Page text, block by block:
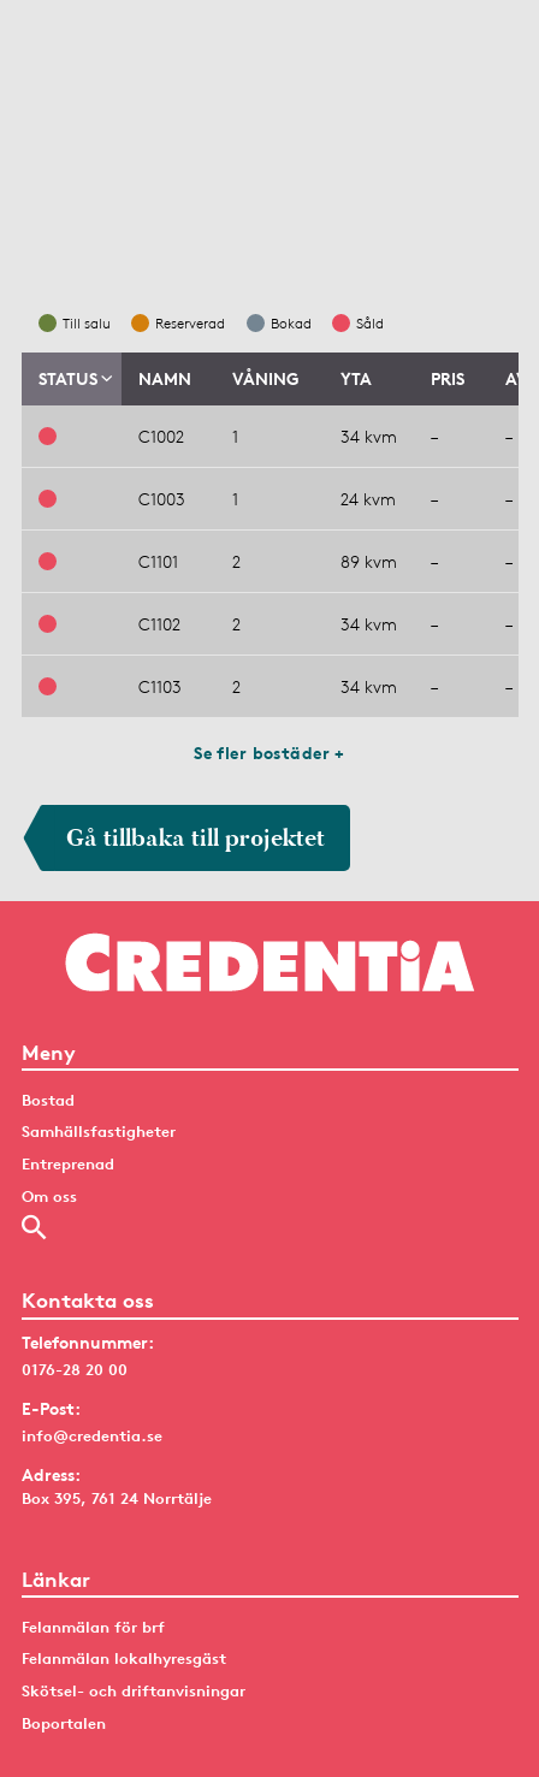
Till salu Reserverad Bokad Såld
STATUS NAMN VÅNING YTA PRIS
C1002 1 34 kvm – –
C1003 1 24 kvm – –
C1101 2 89 kvm – –
C1102 2 34 kvm – –
C1103 2 34 kvm – –
Se fler bostäder +
Gå tillbaka till projektet
Meny
Bostad
Samhällsfastigheter
Entreprenad
Om oss
Kontakta oss
Telefonnummer:
0176-28 20 00
E-Post:
info@credentia.se
Adress:
Box 395, 761 24 Norrtälje
Länkar
Felanmälan för brf
Felanmälan lokalhyresgäst
Skötsel- och driftanvisningar
Boportalen